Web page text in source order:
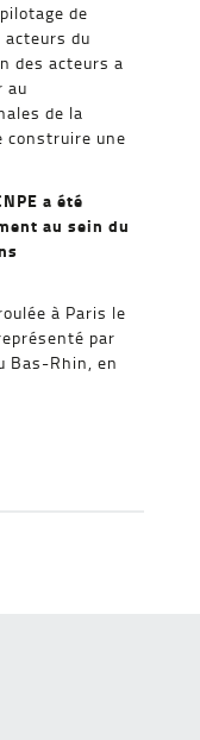
de
du
des acteurs a
au
de la
construire une
a été
au sein du
à Paris le
par
Bas-Rhin, en